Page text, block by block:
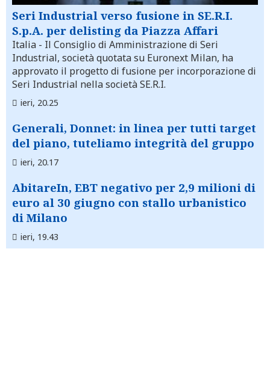
Seri Industrial verso fusione in SE.R.I.
S.p.A. per delisting da Piazza Affari
Italia - Il Consiglio di Amministrazione di Seri
Industrial, società quotata su Euronext Milan, ha
approvato il progetto di fusione per incorporazione di
Seri Industrial nella società SE.R.I.
ieri, 20.25
Generali, Donnet: in linea per tutti target
del piano, tuteliamo integrità del gruppo
ieri, 20.17
AbitareIn, EBT negativo per 2,9 milioni di
euro al 30 giugno con stallo urbanistico
di Milano
ieri, 19.43